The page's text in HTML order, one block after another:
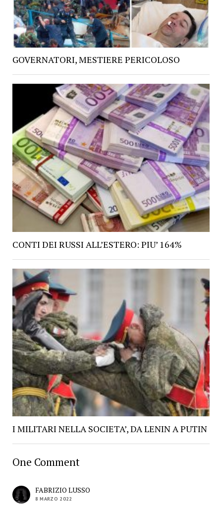
GOVERNATORI, MESTIERE PERICOLOSO
CONTI DEI RUSSI ALL’ESTERO: PIU’ 164%
I MILITARI NELLA SOCIETA’, DA LENIN A PUTIN
One Comment
FABRIZIO LUSSO
8 MARZO 2022